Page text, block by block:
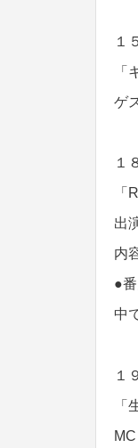
１
「
ゲ
１
「
出
内
●
中
１